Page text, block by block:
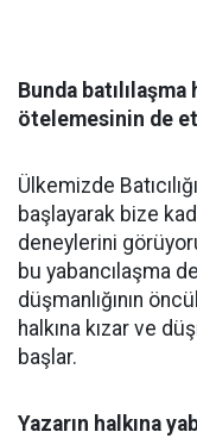
Bunda
ötelemesinin de
Ülkemizde
başlayarak bize
deneylerini
bu yabancılaşma
düşmanlığının
halkına kızar ve
başlar.
Yazarın halkına